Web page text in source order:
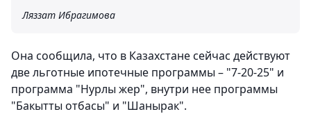
Ляззат Ибрагимова
Она сообщила, что в Казахстане сейчас действуют
две льготные ипотечные программы – "7-20-25" и
программа "Нурлы жер", внутри нее программы
"Бакытты отбасы" и "Шанырак".